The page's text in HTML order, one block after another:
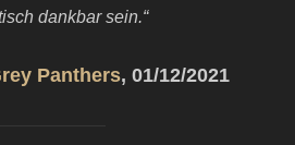
dankbar sein.“
Panthers, 01/12/2021